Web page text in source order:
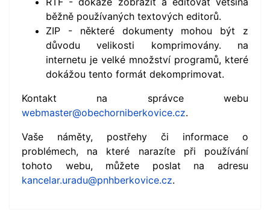
běžně používaných textových editorů.
ZIP - některé dokumenty mohou být z
důvodu velikosti komprimovány. na
internetu je velké množství programů, které
dokážou tento formát dekomprimovat.
Kontakt na správce webu
webmaster@obechorniberkovice.cz.
Vaše náměty, postřehy či informace o
problémech, na které narazíte při používání
tohoto webu, můžete poslat na adresu
kancelar.uradu@pnhberkovice.cz.